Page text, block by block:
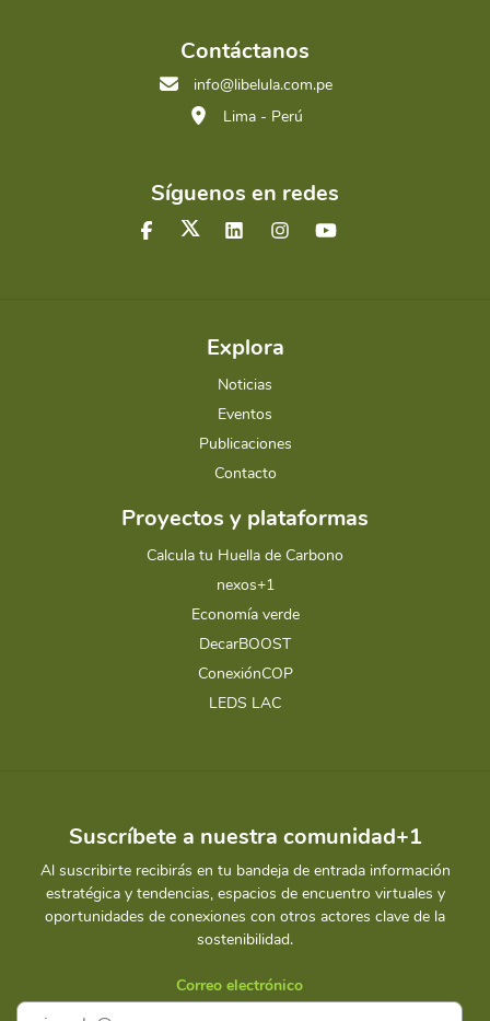
Contáctanos
info@libelula.com.pe
Lima - Perú
Síguenos en redes
Explora
Noticias
Eventos
Publicaciones
Contacto
Proyectos y plataformas
Calcula tu Huella de Carbono
nexos+1
Economía verde
DecarBOOST
ConexiónCOP
LEDS LAC
Suscríbete a nuestra comunidad+1
Al suscribirte recibirás en tu bandeja de entrada información
estratégica y tendencias, espacios de encuentro virtuales y
oportunidades de conexiones con otros actores clave de la
sostenibilidad.
Correo electrónico